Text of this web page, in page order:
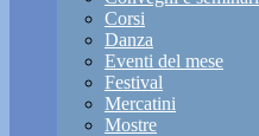
Corsi
Danza
Eventi del mese
Festival
Mercatini
Mostre